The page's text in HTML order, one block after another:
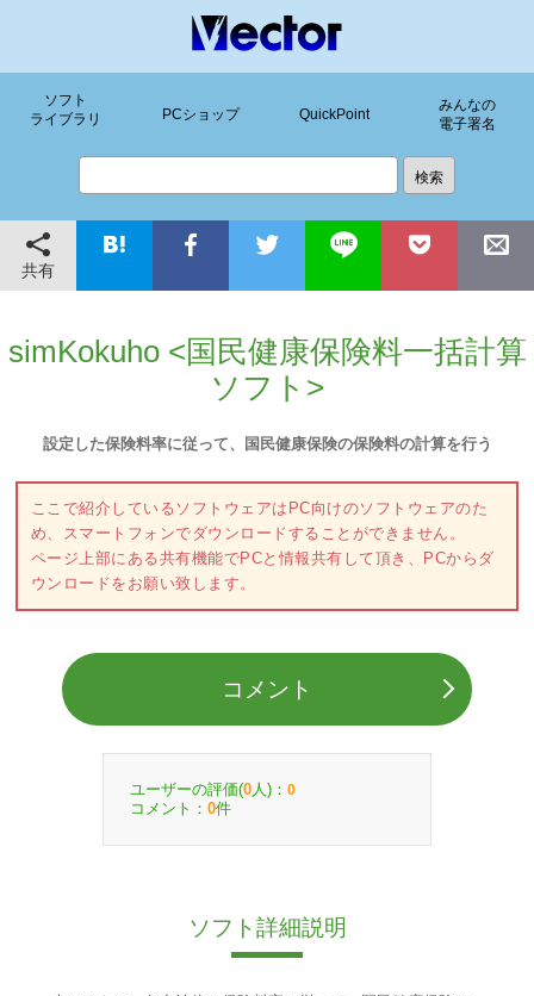
ソフト
ライブラリ
PCショップ QuickPoint
みんなの
電子署名
共有
simKokuho <国民健康保険料一括計算
ソフト>
設定した保険料率に従って、国民健康保険の保険料の計算を行う
ここで紹介しているソフトウェアはPC向けのソフトウェアのた
め、スマートフォンでダウンロードすることができません。
ページ上部にある共有機能でPCと情報共有して頂き、PCからダ
ウンロードをお願い致します。
コメント
ユーザーの評価(0 人)： 0
コメント： 0件
ソフト詳細説明